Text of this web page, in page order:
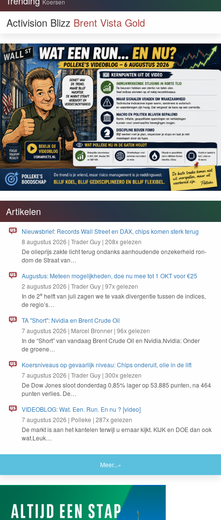
Koersen
Activision Blizz Brent Vista Gold
Artikelen
Nieuwsbrief: Records Wall Street en DAX, chips komen sterk terug
8 augustus 2026 | Trader Guy | 208x gelezen
De oliepri­js zak­te licht terug ondanks aan­houdende onzek­er­heid ron­
dom de Straat van…
Augustus: Meteen mogelijkheden, doe nu mee tot 1 OKT voor €25
2 augustus 2026 | Trader Guy | 97x gelezen
In de 2e helft van juli zagen we te vaak diver­gen­tie tussen de indices,
de regio’s…
TA "Short": Nvidia en Brent Crude Oil
7 augustus 2026 | Marcel Bronner | 96x gelezen
In de “Short” van van­daag Brent Crude Oil en Nvidia.Nvidia: Onder
de groene…
Koersniveaus op gevaarlijk niveau: Chips onderuit, olie in de lift
7 augustus 2026 | Trader Guy | 300x gelezen
De Dow Jones sloot don­derdag 0,85% lager op53.885 pun­ten, na 464
pun­ten ver­lies. De…
VIDEOBLOG: Wat. Een. Run. En nu ? [video]
7 augustus 2026 | Polleke | 287x gelezen
De markt is aan het kan­te­len ter­wi­jl u ernaar kijkt. KIJKen DOE dan ook
wat.Leuk…
Meer...»